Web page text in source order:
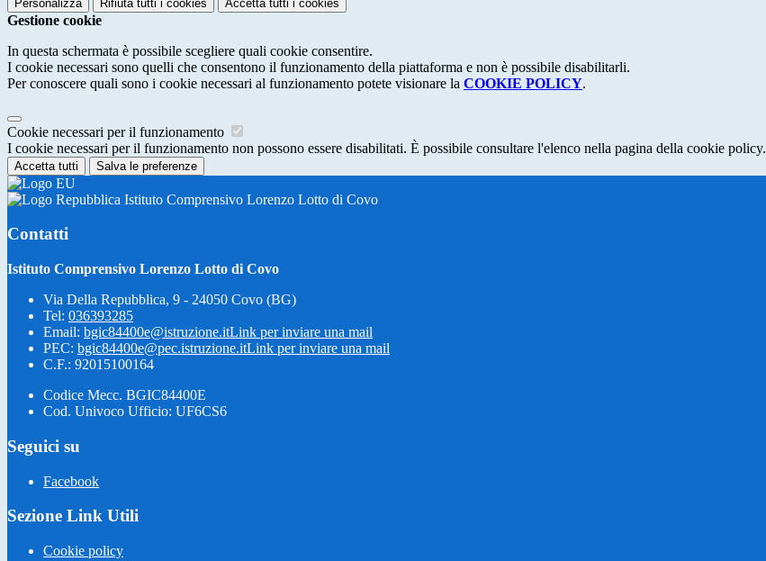
Personalizza Rifiuta tutti i cookies Accetta tutti i cookies
Gestione cookie
In questa schermata è possibile scegliere quali cookie consentire.
I cookie necessari sono quelli che consentono il funzionamento della piattaforma e non è possibile disabilitarli.
Per conoscere quali sono i cookie necessari al funzionamento potete visionare la COOKIE POLICY.
Cookie necessari per il funzionamento
I cookie necessari per il funzionamento non possono essere disabilitati. È possibile consultare l'elenco nella pagina della cookie policy.
Accetta tutti Salva le preferenze
Istituto Comprensivo Lorenzo Lotto di Covo
Contatti
Istituto Comprensivo Lorenzo Lotto di Covo
Via Della Repubblica, 9 - 24050 Covo (BG)
Tel: 036393285
Email: bgic84400e@istruzione.itLink per inviare una mail
PEC: bgic84400e@pec.istruzione.itLink per inviare una mail
C.F.: 92015100164
Codice Mecc. BGIC84400E
Cod. Univoco Ufficio: UF6CS6
Seguici su
Facebook
Sezione Link Utili
Cookie policy